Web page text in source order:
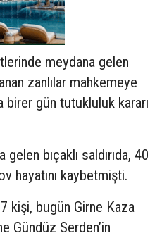
meydana gelen
zanlılar mahkemeye
birer gün tutukluluk kararı
bıçaklı saldırıda, 40
hayatını kaybetmişti.
kişi, bugün Girne Kaza
Gündüz Serden’in